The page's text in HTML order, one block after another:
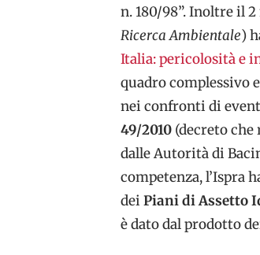
n. 180/98”. Inoltre il 2
Ricerca Ambientale)
Italia: pericolosità e
quadro complessivo
nei confronti di
49/2010 (decreto
dalle Autorità di
competenza, l’Ispra
dei Piani di Assetto
è dato dal prodotto